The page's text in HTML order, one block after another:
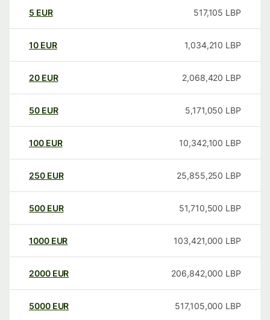
5 EUR 517,105 LBP
10 EUR 1,034,210 LBP
20 EUR 2,068,420 LBP
50 EUR 5,171,050 LBP
100 EUR 10,342,100 LBP
250 EUR 25,855,250 LBP
500 EUR 51,710,500 LBP
1000 EUR 103,421,000 LBP
2000 EUR 206,842,000 LBP
5000 EUR 517,105,000 LBP